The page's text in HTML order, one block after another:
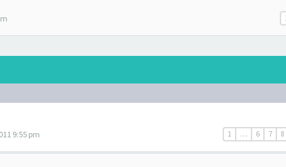
1 … 6 7 8
9:55 pm